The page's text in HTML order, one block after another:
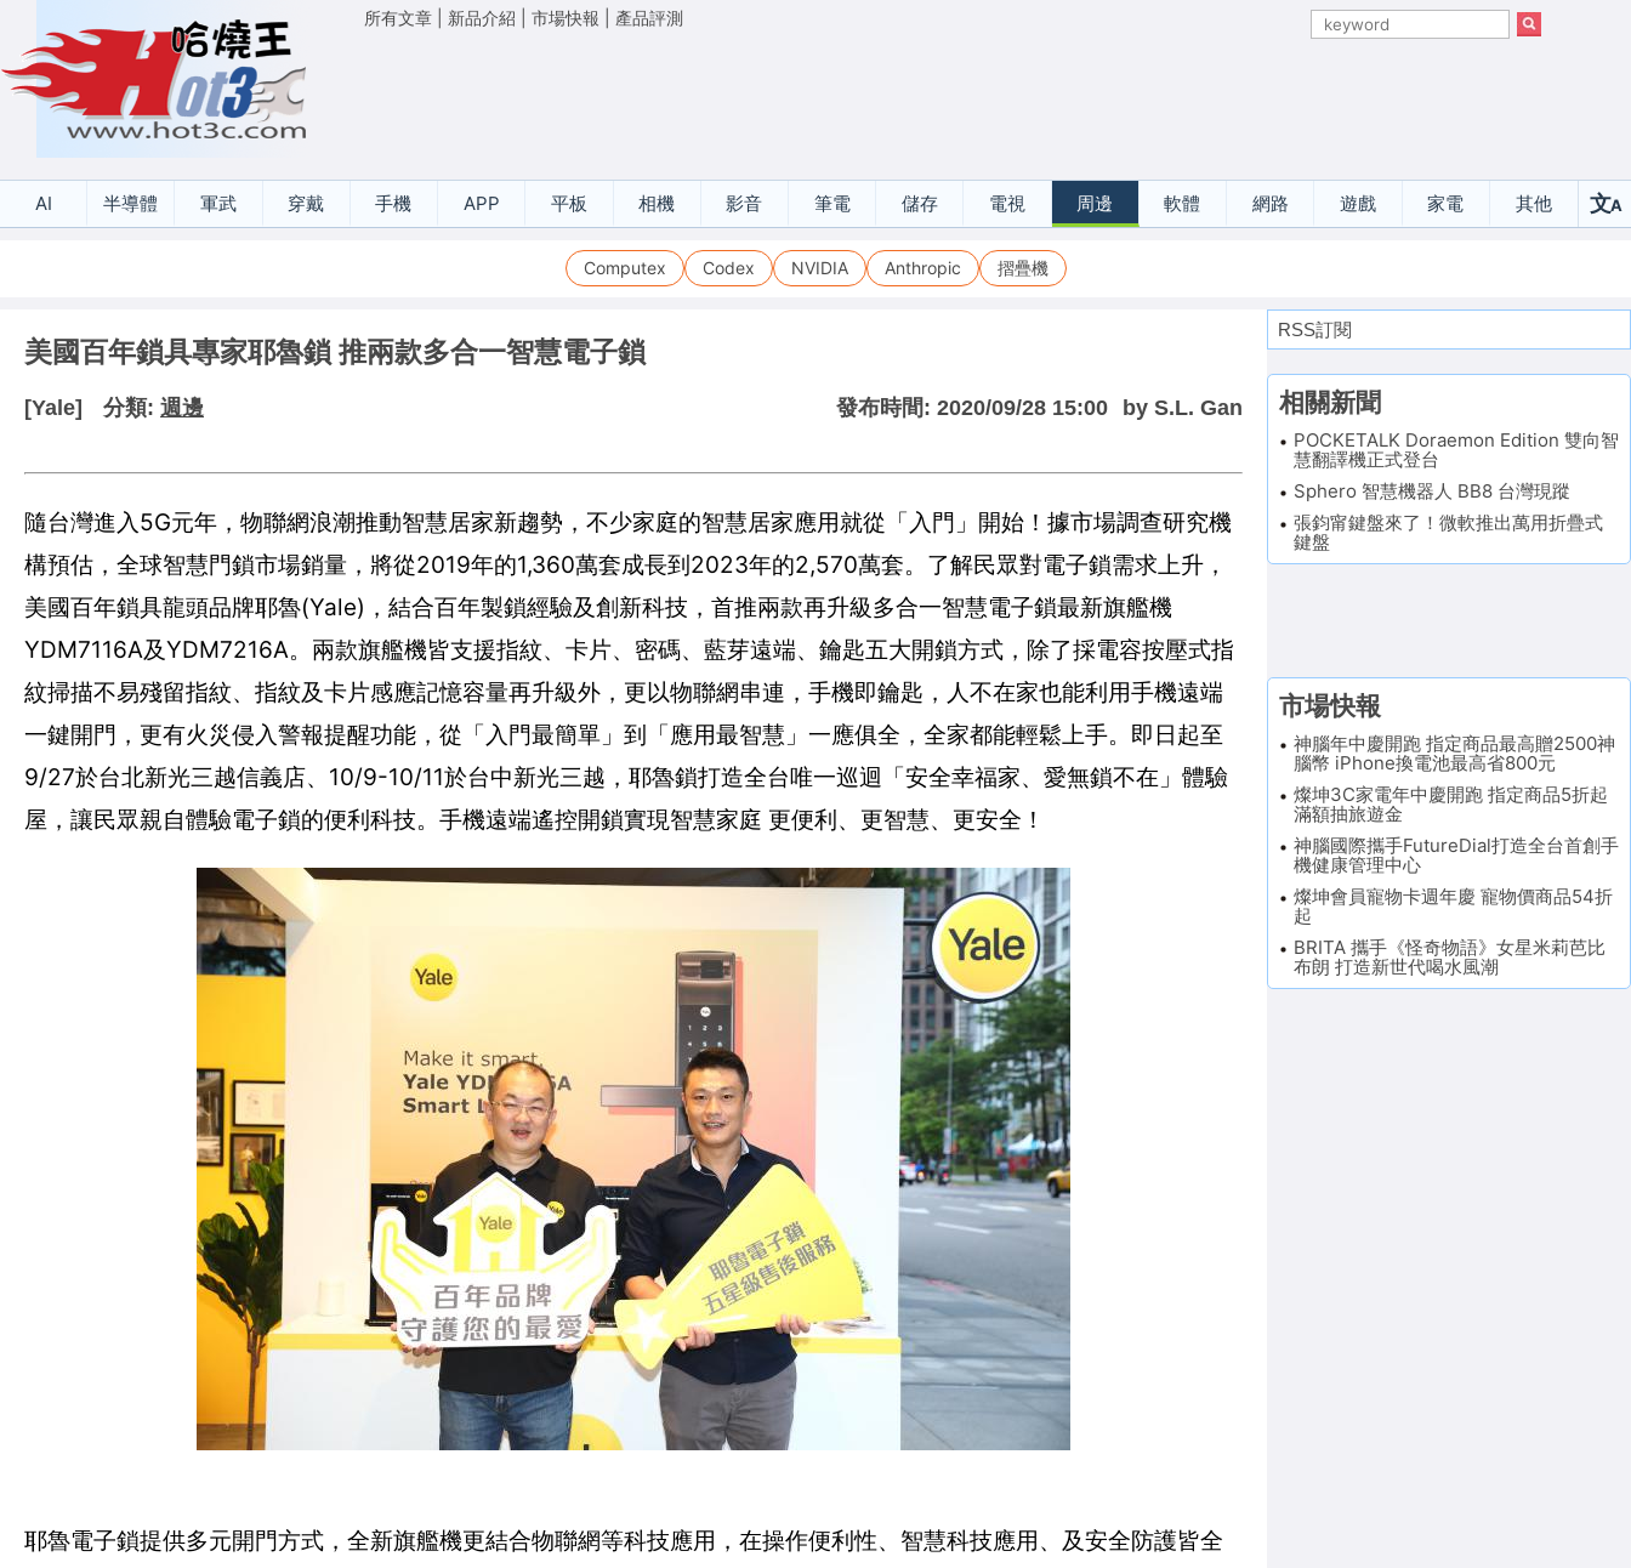
所有文章 新品介紹 市場快報 產品評測
AI 半導體 軍武 穿戴 手機 APP 平板 相機 影音 筆電 儲存 電視 周邊 軟體 網路 遊戲 家電 其他 文A
Computex Codex NVIDIA Anthropic 摺疊機
美國百年鎖具專家耶魯鎖 推兩款多合一智慧電子鎖
[Yale] 分類: 週邊 發布時間: 2020/09/28 15:00 by S.L. Gan
隨台灣進入5G元年，物聯網浪潮推動智慧居家新趨勢，不少家庭的智慧居家應用就從「入門」開始！據市場調查研究機
構預估，全球智慧門鎖市場銷量，將從2019年的1,360萬套成長到2023年的2,570萬套。了解民眾對電子鎖需求上升，
美國百年鎖具龍頭品牌耶魯(Yale)，結合百年製鎖經驗及創新科技，首推兩款再升級多合一智慧電子鎖最新旗艦機
YDM7116A及YDM7216A。兩款旗艦機皆支援指紋、卡片、密碼、藍芽遠端、鑰匙五大開鎖方式，除了採電容按壓式指
紋掃描不易殘留指紋、指紋及卡片感應記憶容量再升級外，更以物聯網串連，手機即鑰匙，人不在家也能利用手機遠端
一鍵開門，更有火災侵入警報提醒功能，從「入門最簡單」到「應用最智慧」一應俱全，全家都能輕鬆上手。即日起至
9/27於台北新光三越信義店、10/9-10/11於台中新光三越，耶魯鎖打造全台唯一巡迴「安全幸福家、愛無鎖不在」體驗
屋，讓民眾親自體驗電子鎖的便利科技。手機遠端遙控開鎖實現智慧家庭 更便利、更智慧、更安全！
耶魯電子鎖提供多元開門方式，全新旗艦機更結合物聯網等科技應用，在操作便利性、智慧科技應用、及安全防護皆全
RSS訂閱
相關新聞
POCKETALK Doraemon Edition 雙向智
慧翻譯機正式登台
Sphero 智慧機器人 BB8 台灣現蹤
張鈞甯鍵盤來了！微軟推出萬用折疊式
鍵盤
市場快報
神腦年中慶開跑 指定商品最高贈2500神
腦幣 iPhone換電池最高省800元
燦坤3C家電年中慶開跑 指定商品5折起
滿額抽旅遊金
神腦國際攜手FutureDial打造全台首創手
機健康管理中心
燦坤會員寵物卡週年慶 寵物價商品54折
起
BRITA 攜手《怪奇物語》女星米莉芭比
布朗 打造新世代喝水風潮